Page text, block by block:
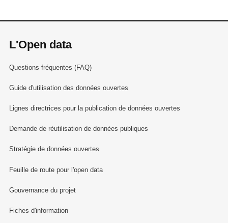
L'Open data
Questions fréquentes (FAQ)
Guide d'utilisation des données ouvertes
Lignes directrices pour la publication de données ouvertes
Demande de réutilisation de données publiques
Stratégie de données ouvertes
Feuille de route pour l'open data
Gouvernance du projet
Fiches d'information